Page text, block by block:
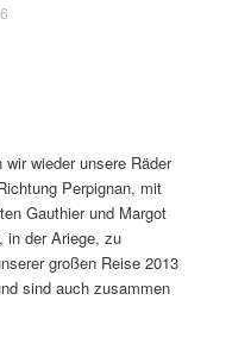
wieder unsere Räder
Perpignan, mit
Gauthier und Margot
in der Ariege, zu
großen Reise 2013
sind auch zusammen